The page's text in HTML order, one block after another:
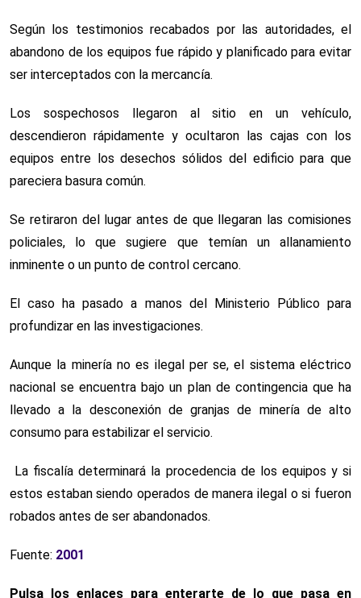
Según los testimonios recabados por las autoridades, el
abandono de los equipos fue rápido y planificado para evitar
ser interceptados con la mercancía.
Los sospechosos llegaron al sitio en un vehículo,
descendieron rápidamente y ocultaron las cajas con los
equipos entre los desechos sólidos del edificio para que
pareciera basura común.
Se retiraron del lugar antes de que llegaran las comisiones
policiales, lo que sugiere que temían un allanamiento
inminente o un punto de control cercano.
El caso ha pasado a manos del Ministerio Público para
profundizar en las investigaciones.
Aunque la minería no es ilegal per se, el sistema eléctrico
nacional se encuentra bajo un plan de contingencia que ha
llevado a la desconexión de granjas de minería de alto
consumo para estabilizar el servicio.
La fiscalía determinará la procedencia de los equipos y si
estos estaban siendo operados de manera ilegal o si fueron
robados antes de ser abandonados.
Fuente: 2001
Pulsa los enlaces para enterarte de lo que pasa en